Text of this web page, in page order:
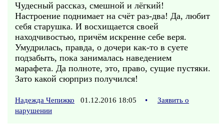
Чудесный рассказ, смешной и лёгкий!
Настроение поднимает на счёт раз-два! Да, любит
себя старушка. И восхищается своей
находчивостью, причём искренне себе веря.
Умудрилась, правда, о дочери как-то в суете
подзабыть, пока занималась наведением
марафета. Да полноте, это, право, сущие пустяки.
Зато какой сюрприз получился!
Надежда Чепижко 01.12.2016 18:05 •
Заявить о
нарушении